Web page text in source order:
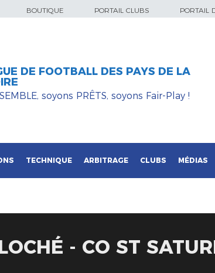
BOUTIQUE PORTAIL CLUBS PORTAIL
DE FOOTBALL DES PAYS DE LA
soyons PRÊTS, soyons Fair-Play !
TECHNIQUE ARBITRAGE CLUBS MÉDIAS
- CO ST